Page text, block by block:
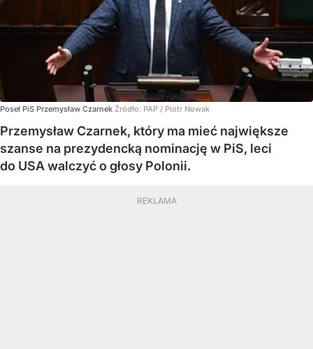
Poseł PiS Przemysław Czarnek Źródło: PAP / Piotr Nowak
Przemysław Czarnek, który ma mieć największe
szanse na prezydencką nominację w PiS, leci
do USA walczyć o głosy Polonii.